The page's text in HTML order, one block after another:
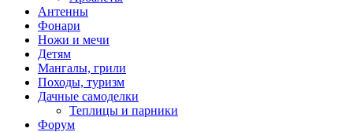
Антенны
Фонари
Ножи и мечи
Детям
Мангалы, грили
Походы, туризм
Дачные самоделки
Теплицы и парники
Форум